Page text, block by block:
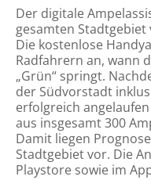
Der digitale
gesamten
Die kostenlose
Radfahrern an, wann
„Grün“ springt.
der Südvorstadt
erfolgreich
aus insgesamt 300
Damit liegen
Stadtgebiet vor. Die
Playstore sowie im